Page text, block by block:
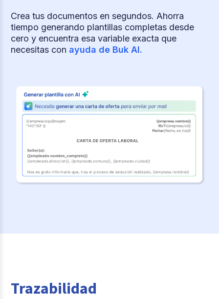
Crea tus documentos en segundos. Ahorra
tiempo generando plantillas completas desde
cero y encuentra esa variable exacta que
necesitas con ayuda de Buk AI.
Trazabilidad